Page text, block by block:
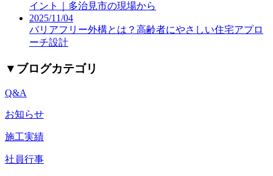
イント｜多治見市の現場から
2025/11/04
バリアフリー外構とは？高齢者にやさしい住宅アプロ
ーチ設計
▼ ブログカテゴリ
Q&A
お知らせ
施工実績
社員行事